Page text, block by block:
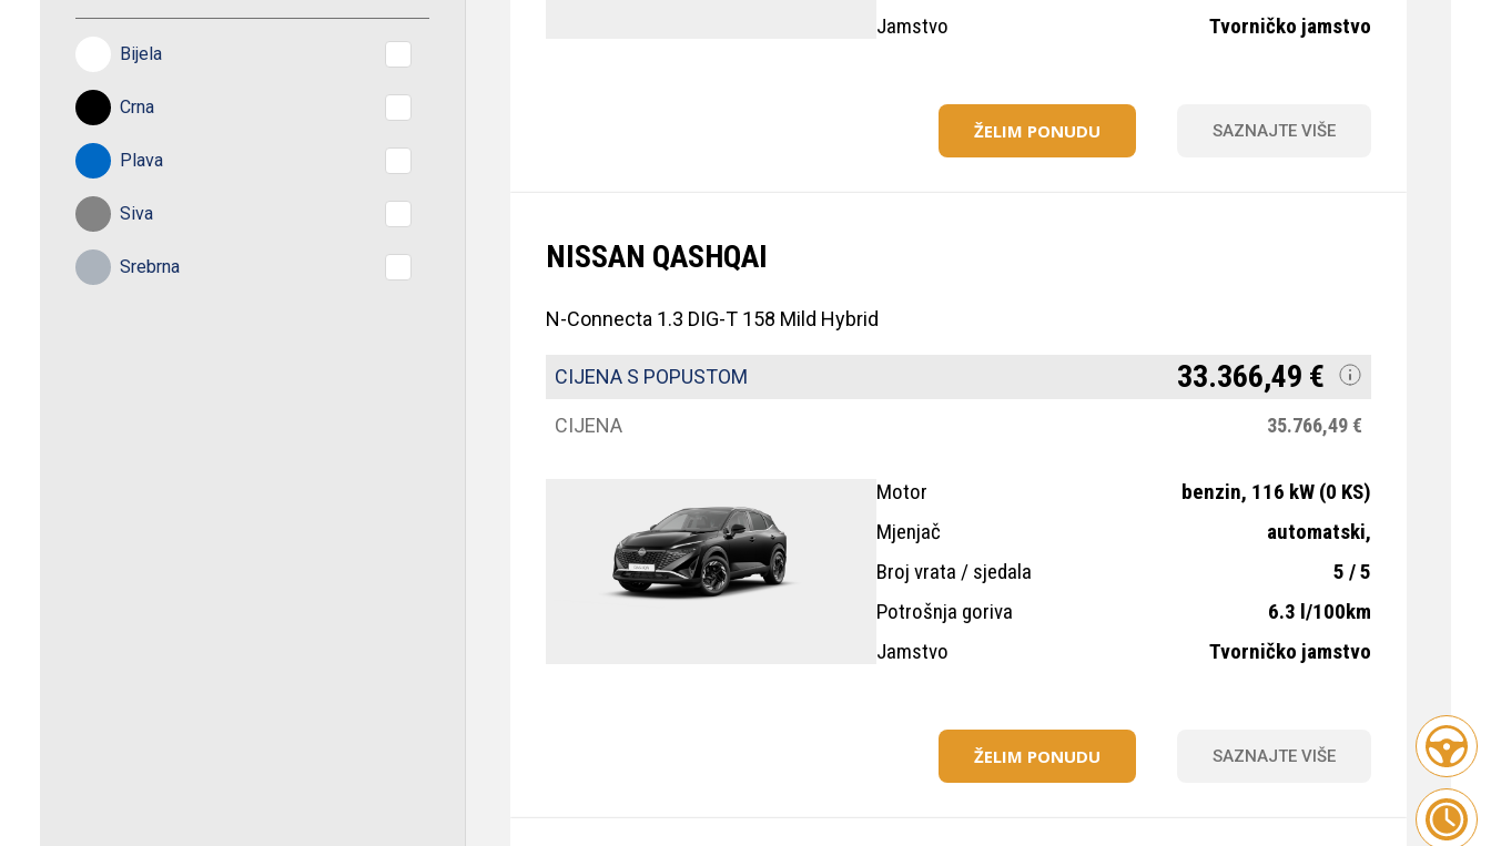
Bijela
Crna
Plava
Siva
Srebrna
Jamstvo
Tvorničko jamstvo
ŽELIM PONUDU SAZNAJTE VIŠE
NISSAN QASHQAI
N-Connecta 1.3 DIG-T 158 Mild Hybrid
CIJENA S POPUSTOM 33.366,49 €
CIJENA 35.766,49 €
Motor
benzin, 116 kW (0 KS)
Mjenjač
automatski,
Broj vrata / sjedala
5 / 5
Potrošnja goriva
6.3 l/100km
Jamstvo
Tvorničko jamstvo
ŽELIM PONUDU SAZNAJTE VIŠE